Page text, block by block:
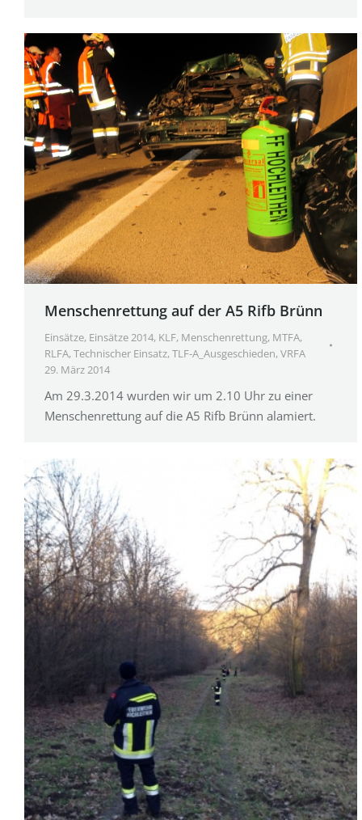
Menschenrettung auf der A5 Rifb Brünn
Einsätze, Einsätze 2014, KLF, Menschenrettung, MTFA,
RLFA,Technischer Einsatz,TLF-A_Ausgeschieden,VRFA
29. März 2014
Am 29.3.2014 wurden wir um 2.10 Uhr zu einer
Menschenrettung auf die A5 Rifb Brünn alamiert.